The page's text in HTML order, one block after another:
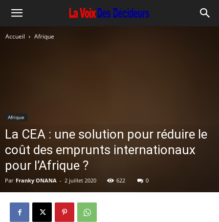
Accueil Afrique
Afrique
La CEA : une solution pour réduire le
coût des emprunts internationaux
pour l’Afrique ?
Par Franky ONANA - 2 juillet 2020 622 0